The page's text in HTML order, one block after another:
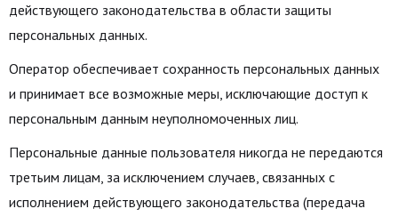
действующего законодательства в области защиты
персональных данных.
Оператор обеспечивает сохранность персональных данных
и принимает все возможные меры, исключающие доступ к
персональным данным неуполномоченных лиц.
Персональные данные пользователя никогда не передаются
третьим лицам, за исключением случаев, связанных с
исполнением действующего законодательства (передача